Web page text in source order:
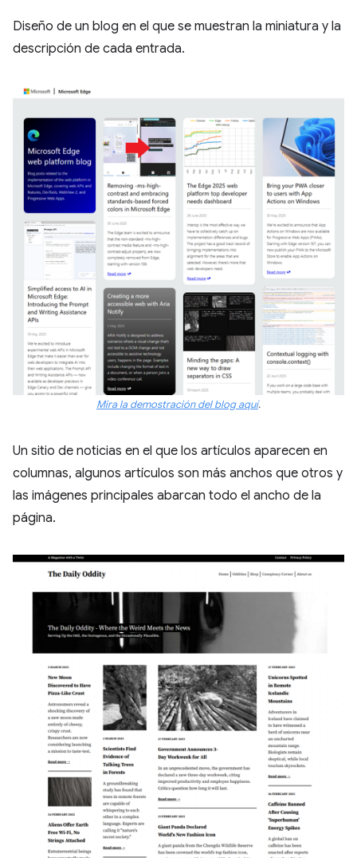
Diseño de un blog en el que se muestran la miniatura y la
descripción de cada entrada.
Mira la demostración del blog aquí.
Un sitio de noticias en el que los artículos aparecen en
columnas, algunos artículos son más anchos que otros y
las imágenes principales abarcan todo el ancho de la
página.